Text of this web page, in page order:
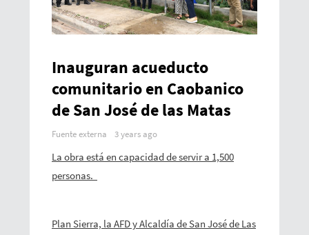
Inauguran acueducto
comunitario en Caobanico
de San José de las Matas
Fuente externa 3 years ago
La obra está en capacidad de servir a 1,500
personas.
Plan Sierra, la AFD y Alcaldía de San José de Las